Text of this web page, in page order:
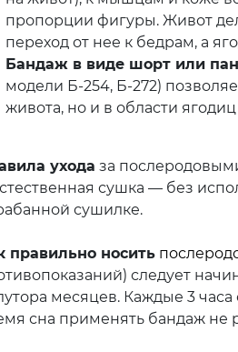
пропорции фигуры. Живот
переход от нее к бедрам, а
Бандаж в виде шорт или
модели Б-254, Б-272)
живота, но и в области ягодиц
ухода за
сушка — без
сушилке.
правильно носить
следует
месяцев. Каждые 3
сна применять бандаж не